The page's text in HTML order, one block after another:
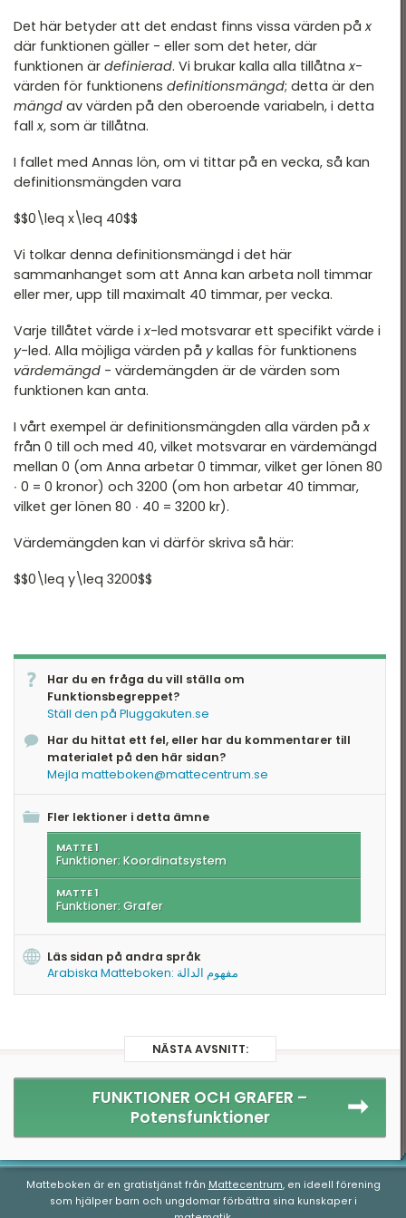
Det här betyder att det endast finns vissa värden påx
där funktionen gäller - eller som det heter, där
funktionen är definierad. Vi brukar kalla alla tillåtnax-
värden för funktionens definitionsmängd; detta är den
mängd av värden på den oberoende variabeln, i detta
fallx, som är tillåtna.
I fallet med Annas lön, om vi tittar på en vecka, så kan
definitionsmängden vara
$$0\leq x\leq 40$$
Vi tolkar denna definitionsmängd i det här
sammanhanget som att Anna kan arbeta noll timmar
eller mer, upp till maximalt 40 timmar, per vecka.
Varje tillåtet värde ix-led motsvarar ett specifikt värde i
y-led. Alla möjliga värden på ykallas för funktionens
värdemängd - värdemängden är de värden som
funktionen kan anta.
I vårt exempel är definitionsmängden alla värden påx
från 0 till och med 40, vilket motsvarar en värdemängd
mellan 0 (om Anna arbetar 0 timmar, vilket ger lönen 80
∙ 0 = 0 kronor) och 3200 (om hon arbetar 40 timmar,
vilket ger lönen 80 ∙ 40 = 3200 kr).
Värdemängden kan vi därför skriva så här:
$$0\leq y\leq 3200$$
Har du en fråga du vill ställa om
Funktionsbegreppet?
Ställ den på Pluggakuten.se
Har du hittat ett fel, eller har du kommentarer till
materialet på den här sidan?
Mejla matteboken@mattecentrum.se
Fler lektioner i detta ämne
MATTE 1
Funktioner: Koordinatsystem
MATTE 1
Funktioner: Grafer
Läs sidan på andra språk
Arabiska Matteboken: مفهوم الدالة
NÄSTA AVSNITT:
FUNKTIONER OCH GRAFER –
Potensfunktioner
Matteboken är en gratistjänst från Mattecentrum, en ideell förening
som hjälper barn och ungdomar förbättra sina kunskaper i